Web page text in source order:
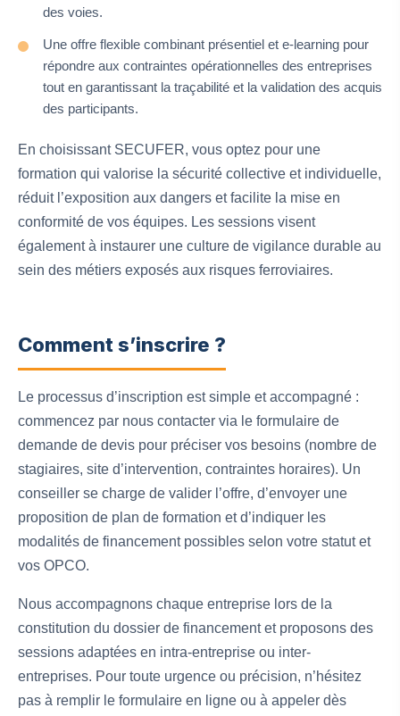
des voies.
Une offre flexible combinant présentiel et e-learning pour
répondre aux contraintes opérationnelles des entreprises
tout en garantissant la traçabilité et la validation des acquis
des participants.
En choisissant SECUFER, vous optez pour une
formation qui valorise la sécurité collective et individuelle,
réduit l’exposition aux dangers et facilite la mise en
conformité de vos équipes. Les sessions visent
également à instaurer une culture de vigilance durable au
sein des métiers exposés aux risques ferroviaires.
Comment s’inscrire ?
Le processus d’inscription est simple et accompagné :
commencez par nous contacter via le formulaire de
demande de devis pour préciser vos besoins (nombre de
stagiaires, site d’intervention, contraintes horaires). Un
conseiller se charge de valider l’offre, d’envoyer une
proposition de plan de formation et d’indiquer les
modalités de financement possibles selon votre statut et
vos OPCO.
Nous accompagnons chaque entreprise lors de la
constitution du dossier de financement et proposons des
sessions adaptées en intra-entreprise ou inter-
entreprises. Pour toute urgence ou précision, n’hésitez
pas à remplir le formulaire en ligne ou à appeler dès